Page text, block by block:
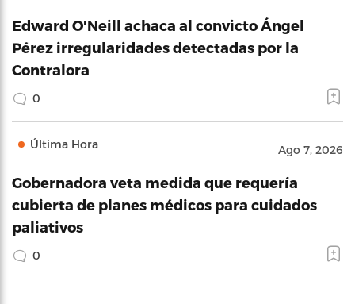
Edward O'Neill achaca al convicto Ángel
Pérez irregularidades detectadas por la
Contralora
0
Última Hora Ago 7, 2026
Gobernadora veta medida que requería
cubierta de planes médicos para cuidados
paliativos
0